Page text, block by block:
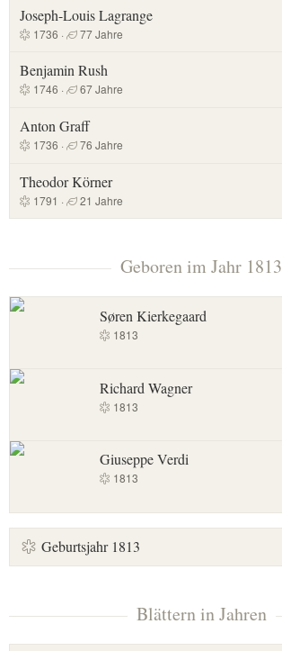
Joseph-Louis Lagrange
1736 · 77 Jahre
Benjamin Rush
1746 · 67 Jahre
Anton Graff
1736 · 76 Jahre
Theodor Körner
1791 · 21 Jahre
Geboren im Jahr 1813
Søren Kierkegaard
1813
Richard Wagner
1813
Giuseppe Verdi
1813
Geburtsjahr 1813
Blättern in Jahren